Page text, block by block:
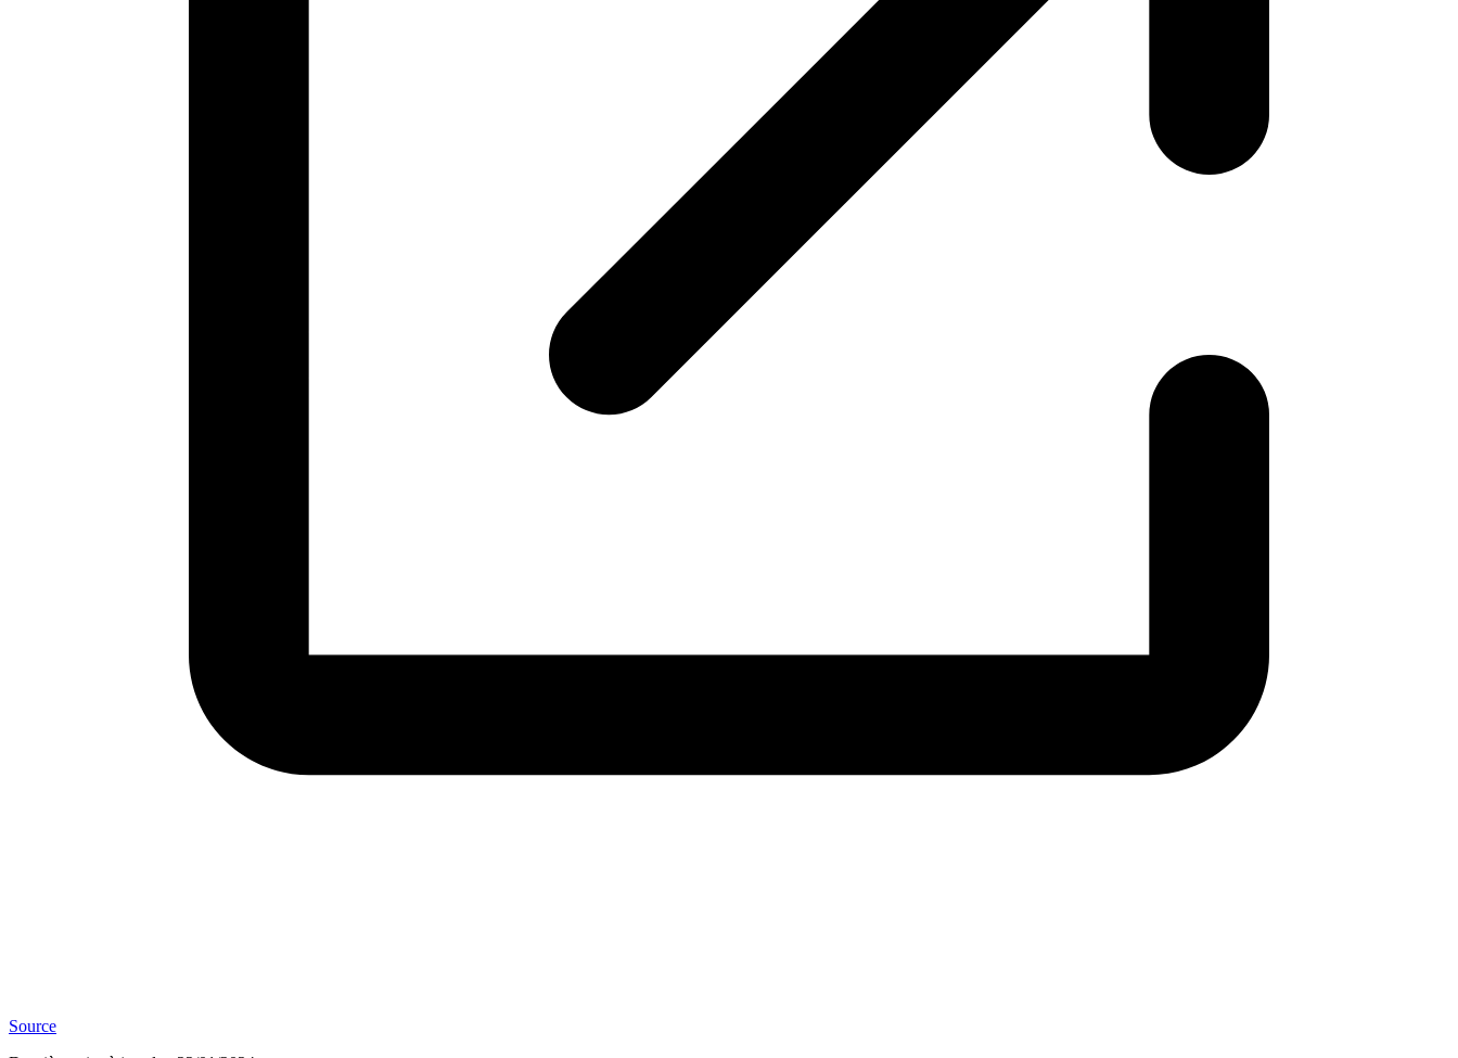
Source